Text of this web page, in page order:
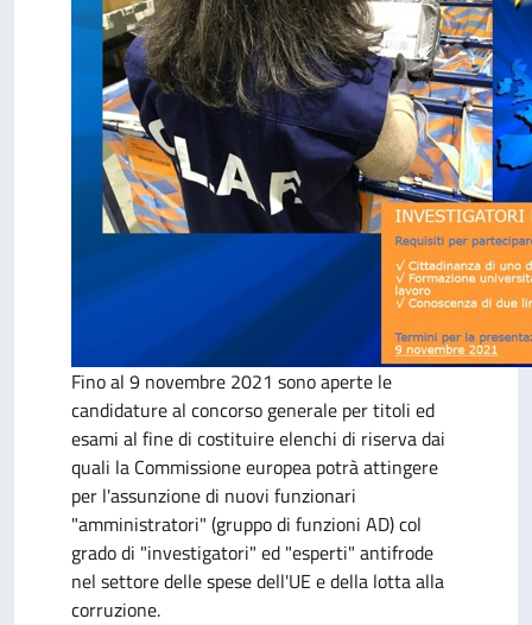
Fino al 9 novembre 2021 sono aperte le
candidature al concorso generale per titoli ed
esami al fine di costituire elenchi di riserva dai
quali la Commissione europea potrà attingere
per l'assunzione di nuovi funzionari
"amministratori" (gruppo di funzioni AD) col
grado di "investigatori" ed "esperti" antifrode
nel settore delle spese dell'UE e della lotta alla
corruzione.